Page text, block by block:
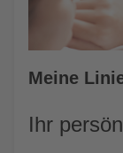
Meine
Ihr